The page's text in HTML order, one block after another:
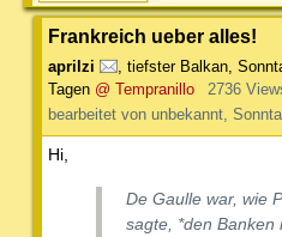
Frankreich ueber alles!
aprilzi , tiefster Balkan,
Tagen @ Tempranillo
2736
bearbeitet von unbekannt,
Hi,
De Gaulle war, wie
sagte, *den Banken